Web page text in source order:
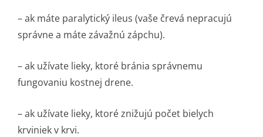
– ak máte paralytický ileus (vaše črevá nepracujú
správne a máte závažnú zápchu).
– ak užívate lieky, ktoré bránia správnemu
fungovaniu kostnej drene.
– ak užívate lieky, ktoré znižujú počet bielych
krviniek v krvi.